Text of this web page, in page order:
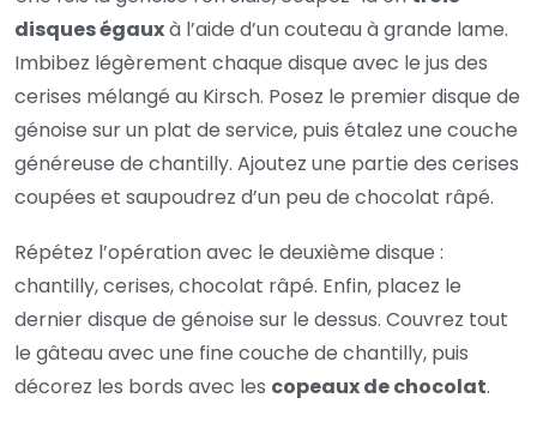
disques égauxà l’aide d’un couteau à grande lame.
Imbibez légèrement chaque disque avec le jus des
cerises mélangé au Kirsch. Posez le premier disque de
génoise sur un plat de service, puis étalez une couche
généreuse de chantilly. Ajoutez une partie des cerises
coupées et saupoudrez d’un peu de chocolat râpé.
Répétez l’opération avec le deuxième disque :
chantilly, cerises, chocolat râpé. Enfin, placez le
dernier disque de génoise sur le dessus. Couvrez tout
le gâteau avec une fine couche de chantilly, puis
décorez les bords avec les copeaux de chocolat.